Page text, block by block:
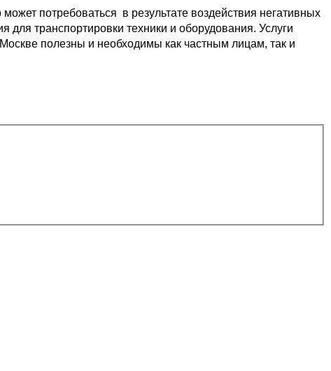
потребоваться  в результате воздействия негативных
для транспортировки техники и оборудования. Услуги
полезны и необходимы как частным лицам, так и